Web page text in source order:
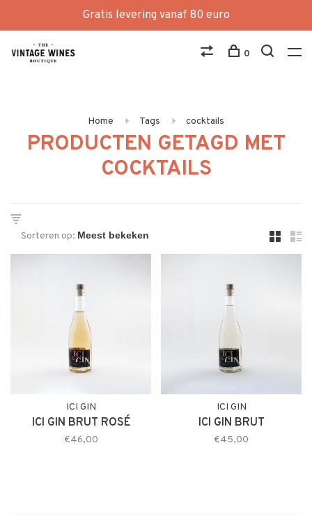
Gratis levering vanaf 80 euro
0
Home Tags cocktails
PRODUCTEN GETAGD MET
COCKTAILS
Sorteren op:
ICI GIN
ICI GIN BRUT ROSÉ
€46,00
ICI GIN
ICI GIN BRUT
€45,00